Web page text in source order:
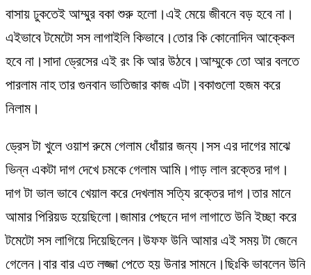
বাসায় ঢুকতেই আম্মুর বকা শুরু হলো।এই মেয়ে জীবনে বড় হবে না।
এইভাবে টমেটো সস লাগাইলি কিভাবে।তোর কি কোনোদিন আক্কেল
হবে না।সাদা ড্রেসের এই রং কি আর উঠবে।আম্মুকে তো আর বলতে
পারলাম নাহ তার গুনবান ভাতিজার কাজ এটা।বকাগুলো হজম করে
নিলাম।
ড্রেস টা খুলে ওয়াশ রুমে গেলাম ধোঁয়ার জন্য।সস এর দাগের মাঝে
ভিন্ন একটা দাগ দেখে চমকে গেলাম আমি।গাড় লাল রক্তের দাগ।
দাগ টা ভাল ভাবে খেয়াল করে দেখলাম সত্যি রক্তের দাগ।তার মানে
আমার পিরিয়ড হয়েছিলো।জামার পেছনে দাগ লাগাতে উনি ইচ্ছা করে
টমেটো সস লাগিয়ে দিয়েছিলেন।উফফ উনি আমার এই সময় টা জেনে
গেলেন।বার বার এত লজ্জা পেতে হয় উনার সামনে।ছিঃকি ভাবলেন উনি